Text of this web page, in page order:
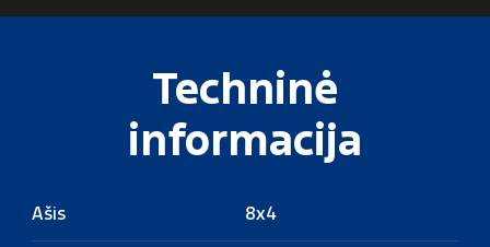
Techninė
informacija
Ašis 8x4